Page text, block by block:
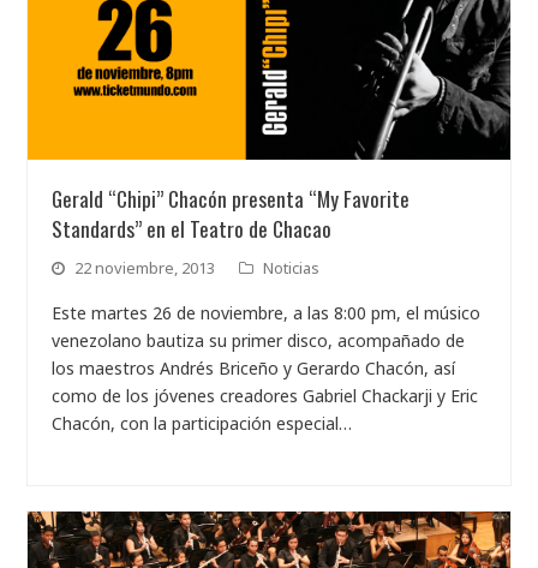
Gerald “Chipi” Chacón presenta “My Favorite
Standards” en el Teatro de Chacao
22 noviembre, 2013 Noticias
Este martes 26 de noviembre, a las 8:00 pm, el músico
venezolano bautiza su primer disco, acompañado de
los maestros Andrés Briceño y Gerardo Chacón, así
como de los jóvenes creadores Gabriel Chackarji y Eric
Chacón, con la participación especial…